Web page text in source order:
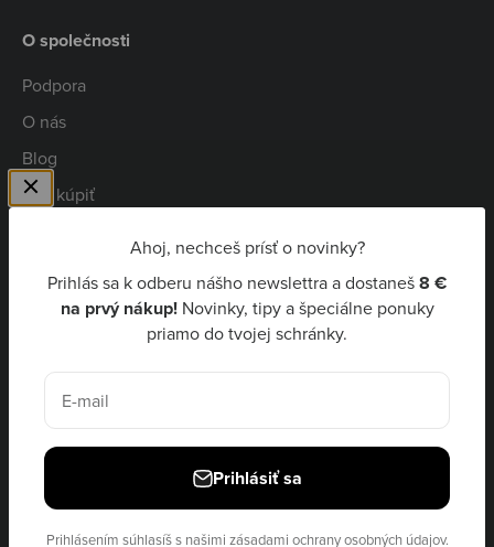
Ahoj, nechceš prísť o novinky?
Prihlás sa k odberu nášho newslettra a dostaneš8 €
na prvý nákup! Novinky, tipy a špeciálne ponuky
priamo do tvojej schránky.
E-mail
Prihlásiť sa
Prihlásením súhlasíš s našimi zásadami ochrany osobných údajov.
O společnosti
Podpora
O nás
Blog
Kde kúpiť
Niceboy Pay
EUR €
© 2026, Niceboy · site by Ecommerce Pot